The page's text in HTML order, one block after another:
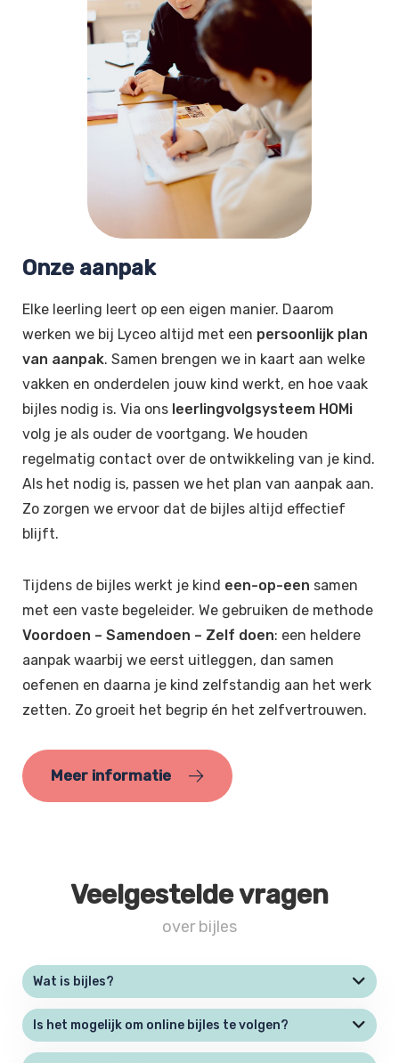
Onze aanpak
Elke leerling leert op een eigen manier. Daarom
werken we bij Lyceo altijd met een persoonlijk plan
van aanpak. Samen brengen we in kaart aan welke
vakken en onderdelen jouw kind werkt, en hoe vaak
bijles nodig is. Via ons leerlingvolgsysteem HOMi
volg je als ouder de voortgang. We houden
regelmatig contact over de ontwikkeling van je kind.
Als het nodig is, passen we het plan van aanpak aan.
Zo zorgen we ervoor dat de bijles altijd effectief
blijft.
Tijdens de bijles werkt je kind een-op-een samen
met een vaste begeleider. We gebruiken de methode
Voordoen – Samendoen – Zelf doen: een heldere
aanpak waarbij we eerst uitleggen, dan samen
oefenen en daarna je kind zelfstandig aan het werk
zetten. Zo groeit het begrip én het zelfvertrouwen.
Meer informatie
Veelgestelde vragen
over bijles
Wat is bijles?
Is het mogelijk om online bijles te volgen?